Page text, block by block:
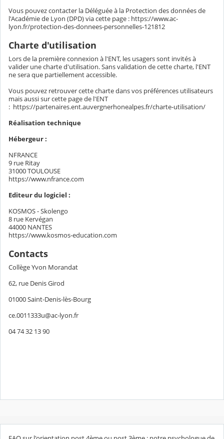
Vous pouvez contacter la Déléguée à la Protection des données de
l'Académie de Lyon (DPD) via cette page : https://www.ac-
lyon.fr/protection-des-donnees-personnelles-121812
Charte d'utilisation
Lors de la première connexion à l'ENT, les usagers sont invités à
valider une charte d'utilisation. Sans validation de cette charte, l'ENT
ne sera que partiellement accessible.
Vous pouvez retrouver cette charte dans vos préférences utilisateurs
mais aussi sur cette page de l'ENT
: https://partenaires.ent.auvergnerhonealpes.fr/charte-utilisation/
Réalisation technique
Hébergeur :
NFRANCE
9 rue Ritay
31000 TOULOUSE
https://www.nfrance.com
Editeur du logiciel :
KOSMOS - Skolengo
8 rue Kervégan
44000 NANTES
https://www.kosmos-education.com
Contacts
Collège Yvon Morandat
62, rue Denis Girod
01000 Saint-Denis-lès-Bourg
ce.0011333u@ac-lyon.fr
04 74 32 13 90